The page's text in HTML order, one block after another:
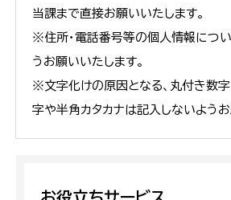
当課まで直接お願いいたします。
※住所・電話番号等の個人情報につ
うお願いいたします。
※文字化けの原因となる、丸付き数
字や半角カタカナは記入しないようお